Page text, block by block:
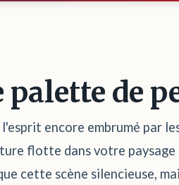
palette de
encore embrumé par
flotte dans votre
cette scène silencieuse,